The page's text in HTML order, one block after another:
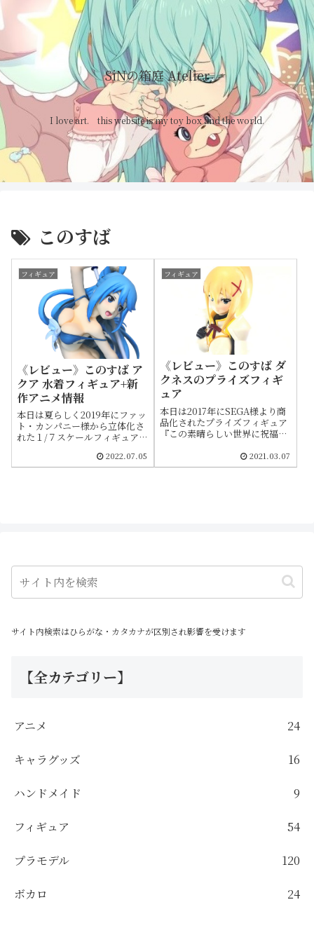
SiNの箱庭 Atelier
I love art. this website is my toy box and the world.
このすば
フィギュア
《レビュー》このすば ア
クア 水着フィギュア+新
作アニメ情報
本日は夏らしく2019年にファッ
ト・カンパニー様から立体化さ
れた１/７スケールフィギュア、
２（このすば）より水着姿の
「アクア」をご紹介します。こ
2022.07.05
フィギュア
《レビュー》このすば ダ
クネスのプライズフィギ
ュア
本日は2017年にSEGA様より商
品化されたプライズフィギュア
『この素晴らしい世界に祝福
り「この素晴らしい世界に祝福
を！2 プレミアムフィギュア
しさをしっかりと感じることが
2021.03.07
サイト内検索はひらがな・カタカナが区別され影響を受けます
【全カテゴリー】
アニメ 24
キャラグッズ 16
ハンドメイド 9
フィギュア 54
プラモデル 120
ボカロ 24